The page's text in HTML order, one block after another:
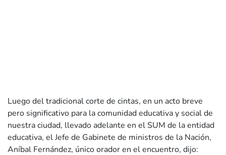
Luego del tradicional corte de cintas, en un acto breve
pero significativo para la comunidad educativa y social de
nuestra ciudad, llevado adelante en el SUM de la entidad
educativa, el Jefe de Gabinete de ministros de la Nación,
Aníbal Fernández, único orador en el encuentro, dijo: